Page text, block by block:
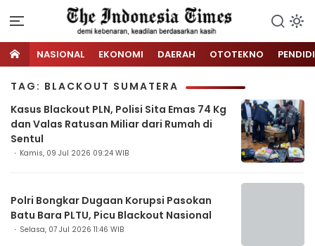
NASIONAL EKONOMI DAERAH OTOTEKNO
TAG: BLACKOUT SUMATERA
Kasus Blackout PLN, Polisi Sita Emas 74 Kg
dan Valas Ratusan Miliar dari Rumah di
Sentul
Kamis, 09 Jul 2026 09:24 WIB
Polri Bongkar Dugaan Korupsi Pasokan
Batu Bara PLTU, Picu Blackout Nasional
Selasa, 07 Jul 2026 11:46 WIB